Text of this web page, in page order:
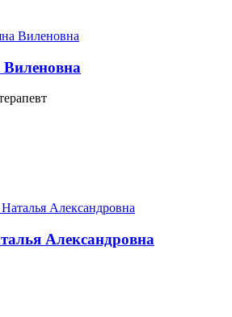
Александровна